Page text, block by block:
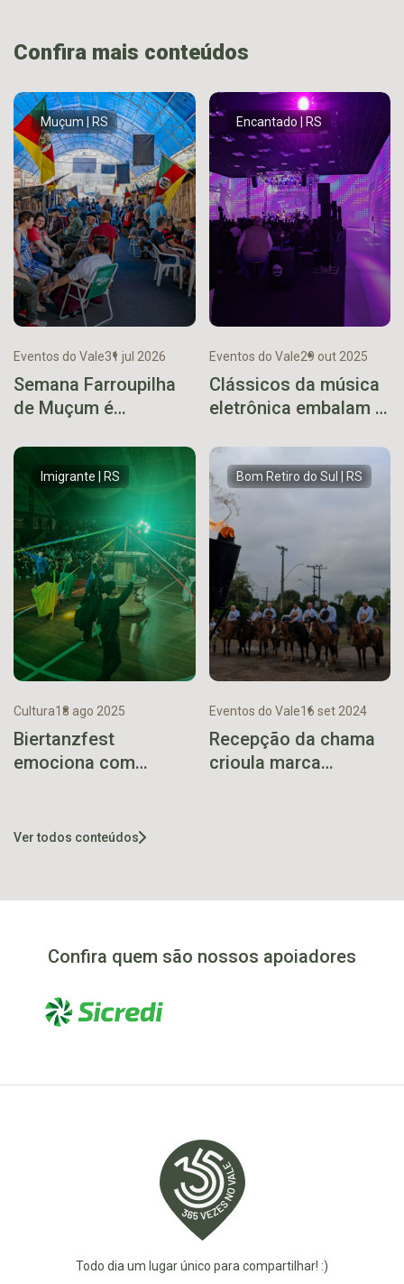
Confira mais conteúdos
Muçum | RS
Eventos do Vale31 jul 2026
Semana Farroupilha
de Muçum é
decisão conjunta
priorizar as
demandas do
município
Encantado | RS
Eventos do Vale29 out 2025
Clássicos da música
eletrônica embalam a
Eletrohits no
Boulevard Encantado
Imigrante | RS
Cultura18 ago 2025
Biertanzfest
emociona com
novo traje
Bom Retiro do Sul | RS
Eventos do Vale16 set 2024
Recepção da chama
crioula marca
Ver todos conteúdos
Confira quem são nossos apoiadores
Todo dia um lugar único para compartilhar! :)